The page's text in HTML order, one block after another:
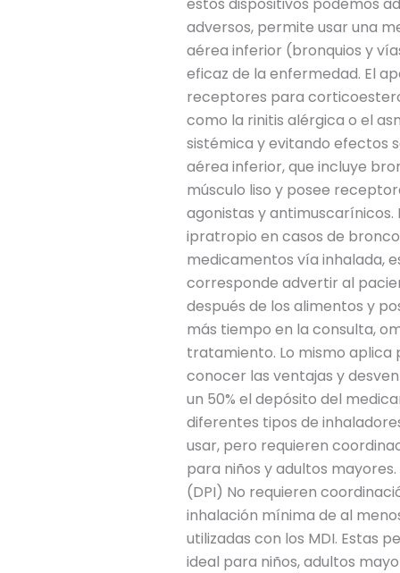
adversos, permite usar una
aérea inferior (bronquios y
eficaz de la enfermedad. El
receptores para
como la rinitis alérgica o el
sistémica y evitando efectos
aérea inferior, que incluye
músculo liso y posee
agonistas y
ipratropio en casos de
medicamentos vía inhalada,
corresponde advertir al
después de los alimentos y
más tiempo en la consulta,
tratamiento. Lo mismo aplica
conocer las ventajas y
un 50% el depósito del
diferentes tipos de
usar, pero requieren
para niños y adultos
(DPI) No requieren
inhalación mínima de al
utilizadas con los MDI. Estas
ideal para niños, adultos